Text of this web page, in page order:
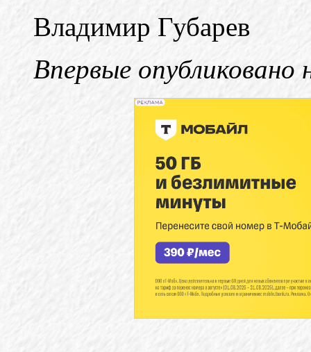
Владимир Губарев
Впервые опубликовано